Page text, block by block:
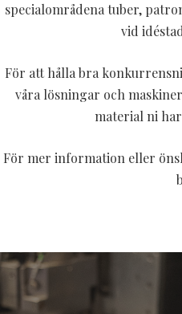
specialområdena tuber,
vid
För att hålla bra
våra lösningar och
material ni
För mer information eller